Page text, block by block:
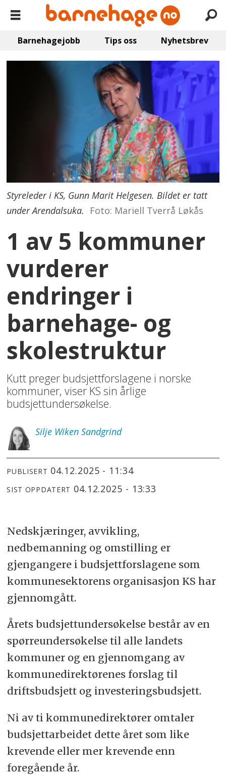
Barnehagejobb Tips oss Nyhetsbrev
Styreleder i KS, Gunn Marit Helgesen. Bildet er tatt
under Arendalsuka.
Foto: Mariell Tverrå Løkås
1 av 5 kommuner
vurderer
endringer i
barnehage- og
skolestruktur
Kutt preger budsjettforslagene i norske
kommuner, viser KS sin årlige
budsjettundersøkelse.
Silje Wiken Sandgrind
PUBLISERT 04.12.2025 - 11:34
SIST OPPDATERT 04.12.2025 - 13:33
Nedskjæringer, avvikling,
nedbemanning og omstilling er
gjengangere i budsjettforslagene som
kommunesektorens organisasjon KS har
gjennomgått.
Årets budsjettundersøkelse består av en
spørreundersøkelse til alle landets
kommuner og en gjennomgang av
kommunedirektørenes forslag til
driftsbudsjett og investeringsbudsjett.
Ni av ti kommunedirektører omtaler
budsjettarbeidet dette året som like
krevende eller mer krevende enn
foregående år.